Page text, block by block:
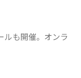
ルも開催。オンラ